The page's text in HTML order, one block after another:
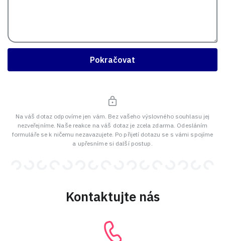
Pokračovat
Na váš dotaz odpovíme jen vám. Bez vašeho výslovného souhlasu jej
nezveřejníme. Naše reakce na váš dotaz je zcela zdarma. Odesláním
formuláře se k ničemu nezavazujete. Po přijetí dotazu se s vámi spojíme
a upřesníme si další postup.
Kontaktujte nás